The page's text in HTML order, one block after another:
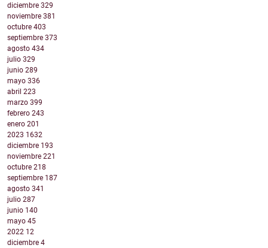
diciembre 329
noviembre 381
octubre 403
septiembre 373
agosto 434
julio 329
junio 289
mayo 336
abril 223
marzo 399
febrero 243
enero 201
2023 1632
diciembre 193
noviembre 221
octubre 218
septiembre 187
agosto 341
julio 287
junio 140
mayo 45
2022 12
diciembre 4